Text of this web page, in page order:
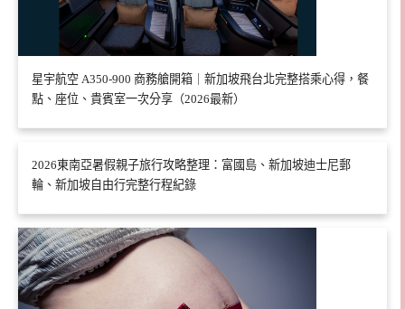
星宇航空 A350-900 商務艙開箱｜新加坡飛台北完整搭乘心得，餐
點、座位、貴賓室一次分享（2026最新）
2026東南亞暑假親子旅行攻略整理：富國島、新加坡迪士尼郵
輪、新加坡自由行完整行程紀錄